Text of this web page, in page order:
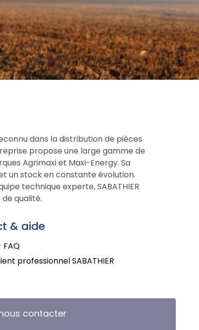
dans la distribution de pièces
propose une large gamme de
Agrimaxi et Maxi-Energy. Sa
un stock en constante évolution.
technique experte, SABATHIER
qualité.
& aide
professionnel SABATHIER
contacter